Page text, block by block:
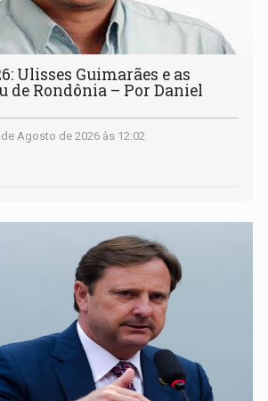
Ulisses Guimarães e as
de Rondônia – Por Daniel
de Agosto de 2026 às 12:02